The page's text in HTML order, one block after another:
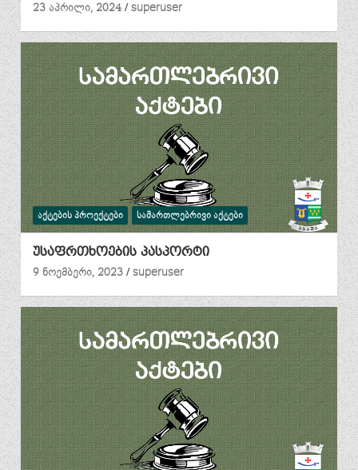
23 აპრილი, 2024
superuser
ᲐᲥᲢᲔᲑᲘᲡ ᲞᲠᲝᲔᲥᲢᲔᲑᲘ ᲡᲐᲛᲐᲠᲗᲚᲔᲑᲠᲘᲕᲘ ᲐᲥᲢᲔᲑᲘ
უსაფრთხოების პასპორტი
9 ნოემბერი, 2023
superuser